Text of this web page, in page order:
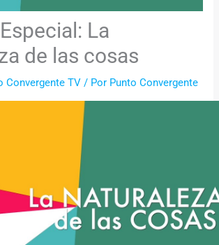
La
de las cosas
Convergente TV / Por Punto Convergente